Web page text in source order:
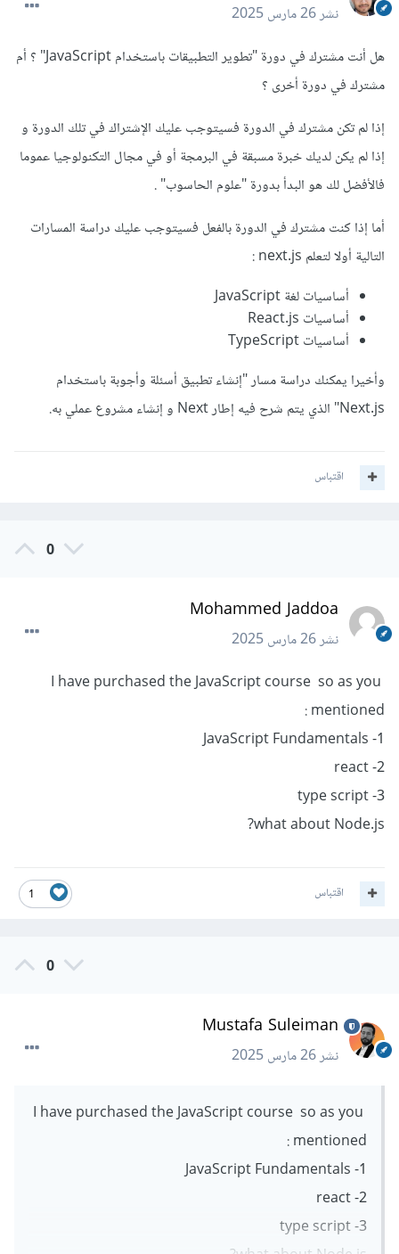
نشر26 مارس 2025
هل أنت مشترك في دورة "تطوير التطبيقات باستخدام JavaScript" ؟ أم
مشترك في دورة أخرى ؟
إذا لم تكن مشترك في الدورة فسيتوجب عليك الإشتراك في تلك الدورة و
إذا لم يكن لديك خبرة مسبقة في البرمجة أو في مجال التكنولوجيا عموما
فالأفضل لك هو البدأ بدورة "علوم الحاسوب" .
أما إذا كنت مشترك في الدورة بالفعل فسيتوجب عليك دراسة المسارات
التالية أولا لتعلم next.js
أساسيات لغة JavaScript
أساسيات React.js
أساسيات TypeScript
وأخيرا يمكنك دراسة مسار "إنشاء تطبيق أسئلة وأجوبة باستخدام
Next.js" الذي يتم شرح فيه إطار Next و إنشاء مشروع عملي به.
اقتباس
0
Mohammed Jaddoa
نشر26 مارس 2025
I have purchased the JavaScript course so as you
mentioned :
1- JavaScript Fundamentals
2- react
3- type script
what about Node.js?
1 اقتباس
0
Mustafa Suleiman
نشر26 مارس 2025
I have purchased the JavaScript course so as you
mentioned :
1- JavaScript Fundamentals
2- react
3- type script